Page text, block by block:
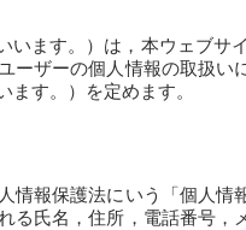
います。）は，本ウェブサ
ーザーの個人情報の取扱い
ます。）を定めます。
情報保護法にいう「個人情
る氏名，住所，電話番号，